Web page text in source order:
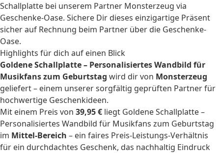
Schallplatte bei unserem Partner Monsterzeug via
Geschenke-Oase. Sichere Dir dieses einzigartige Präsent
sicher auf Rechnung beim Partner über die Geschenke-
Oase.
Highlights für dich auf einen Blick
Goldene Schallplatte – Personalisiertes Wandbild für
Musikfans zum Geburtstag wird dir von Monsterzeug
geliefert – einem unserer sorgfältig geprüften Partner für
hochwertige Geschenkideen.
Mit einem Preis von 39,95 € liegt Goldene Schallplatte –
Personalisiertes Wandbild für Musikfans zum Geburtstag
im Mittel-Bereich – ein faires Preis-Leistungs-Verhältnis
für ein durchdachtes Geschenk, das nachhaltig Eindruck